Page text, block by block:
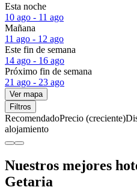
Esta noche
10 ago - 11 ago
Mañana
11 ago - 12 ago
Este fin de semana
14 ago - 16 ago
Próximo fin de semana
21 ago - 23 ago
Ver mapa
Filtros
RecomendadoPrecio (creciente)
alojamiento
Nuestros mejores
Getaria